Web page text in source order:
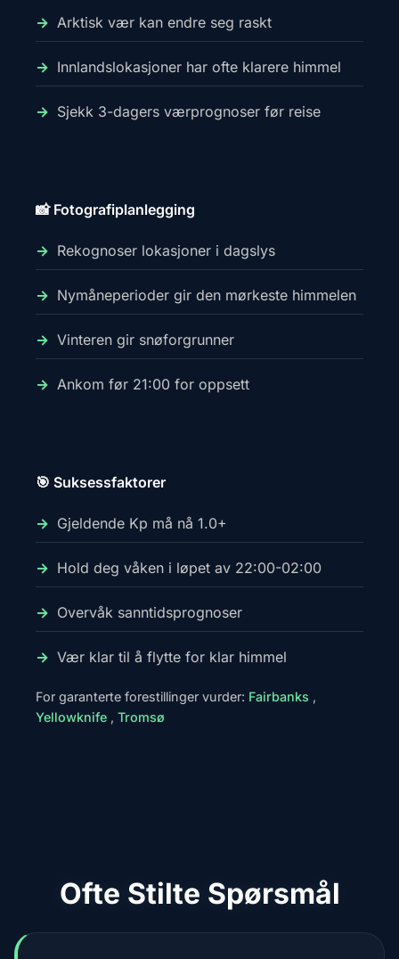
Arktisk vær kan endre seg raskt
Innlandslokasjoner har ofte klarere himmel
Sjekk 3-dagers værprognoser før reise
📸 Fotografiplanlegging
Rekognoser lokasjoner i dagslys
Nymåneperioder gir den mørkeste himmelen
Vinteren gir snøforgrunner
Ankom før 21:00 for oppsett
🎯 Suksessfaktorer
Gjeldende Kp må nå 1.0+
Hold deg våken i løpet av 22:00-02:00
Overvåk sanntidsprognoser
Vær klar til å flytte for klar himmel
For garanterte forestillinger vurder: Fairbanks ,
Yellowknife , Tromsø
Ofte Stilte Spørsmål